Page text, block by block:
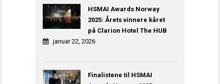
HSMAI Awards Norway
2025: Årets vinnere kåret
på Clarion Hotel The HUB
januar 22, 2026
Finalistene til HSMAI